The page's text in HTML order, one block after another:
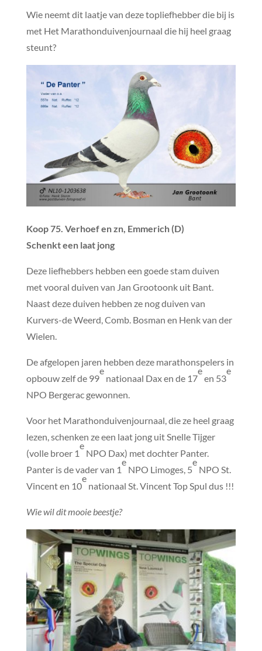
Wie neemt dit laatje van deze topliefhebber die bij is
met Het Marathonduivenjournaal die hij heel graag
steunt?
Koop 75. Verhoef en zn, Emmerich (D)
Schenkt een laat jong
Deze liefhebbers hebben een goede stam duiven
met vooral duiven van Jan Grootoonk uit Bant.
Naast deze duiven hebben ze nog duiven van
Kurvers-de Weerd, Comb. Bosman en Henk van der
Wielen.
De afgelopen jaren hebben deze marathonspelers in
opbouw zelf de 99
e
nationaal Dax en de 17
e
en 53
e
NPO Bergerac gewonnen.
Voor het Marathonduivenjournaal, die ze heel graag
lezen, schenken ze een laat jong uit Snelle Tijger
(volle broer 1
e
NPO Dax) met dochter Panter.
Panter is de vader van 1
e
NPO Limoges, 5
e
NPO St.
Vincent en 10
e
nationaal St. Vincent Top Spul dus !!!
Wie wil dit mooie beestje?